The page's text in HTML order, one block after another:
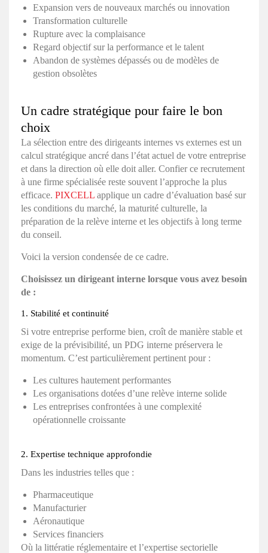
Expansion vers de nouveaux marchés ou innovation
Transformation culturelle
Rupture avec la complaisance
Regard objectif sur la performance et le talent
Abandon de systèmes dépassés ou de modèles de
gestion obsolètes
Un cadre stratégique pour faire le bon
choix
La sélection entre des dirigeants internes vs externes est un
calcul stratégique ancré dans l’état actuel de votre entreprise
et dans la direction où elle doit aller. Confier ce recrutement
à une firme spécialisée reste souvent l’approche la plus
efficace. PIXCELL applique un cadre d’évaluation basé sur
les conditions du marché, la maturité culturelle, la
préparation de la relève interne et les objectifs à long terme
du conseil.
Voici la version condensée de ce cadre.
Choisissez un dirigeant interne lorsque vous avez besoin
de :
1. Stabilité et continuité
Si votre entreprise performe bien, croît de manière stable et
exige de la prévisibilité, un PDG interne préservera le
momentum. C’est particulièrement pertinent pour :
Les cultures hautement performantes
Les organisations dotées d’une relève interne solide
Les entreprises confrontées à une complexité
opérationnelle croissante
2. Expertise technique approfondie
Dans les industries telles que :
Pharmaceutique
Manufacturier
Aéronautique
Services financiers
Où la littératie réglementaire et l’expertise sectorielle